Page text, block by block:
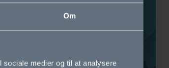
Om
medier og til at analysere